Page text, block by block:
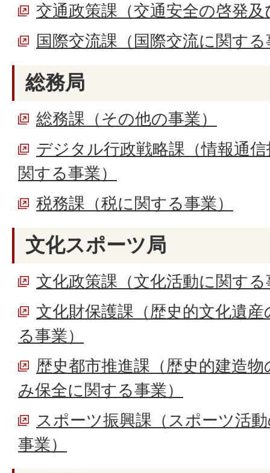
交通政策課（交通安全の啓発
国際交流課（国際交流に関す
総務局
総務課（その他の事業）
デジタル行政戦略課（情報通
関する事業）
税務課（税に関する事業）
文化スポーツ局
文化政策課（文化活動に関す
文化財保護課（歴史的文化遺
る事業）
歴史都市推進課（歴史的建造
み保全に関する事業）
スポーツ振興課（スポーツ活
事業）